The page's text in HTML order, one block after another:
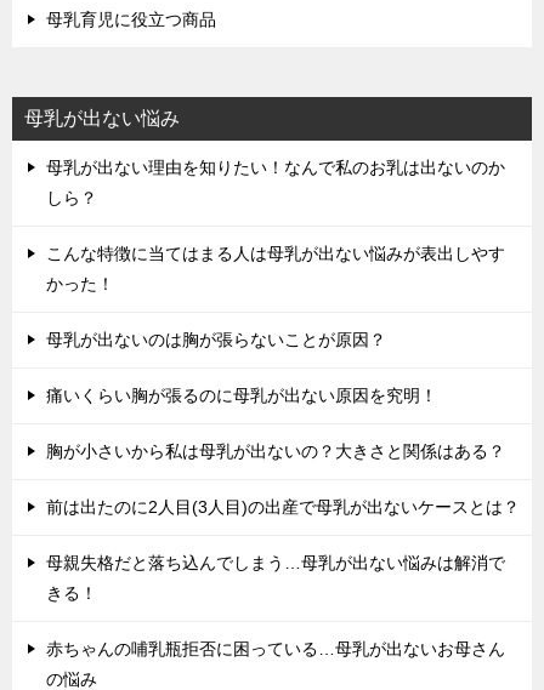
母乳育児に役立つ商品
母乳が出ない悩み
母乳が出ない理由を知りたい！なんで私のお乳は出ないのか
しら？
こんな特徴に当てはまる人は母乳が出ない悩みが表出しやす
かった！
母乳が出ないのは胸が張らないことが原因？
痛いくらい胸が張るのに母乳が出ない原因を究明！
胸が小さいから私は母乳が出ないの？大きさと関係はある？
前は出たのに2人目(3人目)の出産で母乳が出ないケースとは？
母親失格だと落ち込んでしまう…母乳が出ない悩みは解消で
きる！
赤ちゃんの哺乳瓶拒否に困っている…母乳が出ないお母さん
の悩み